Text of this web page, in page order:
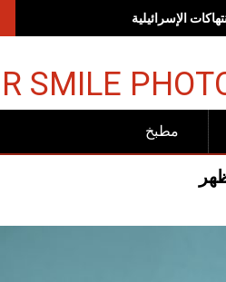
الإسرائيلية
SMILE
مطبخ